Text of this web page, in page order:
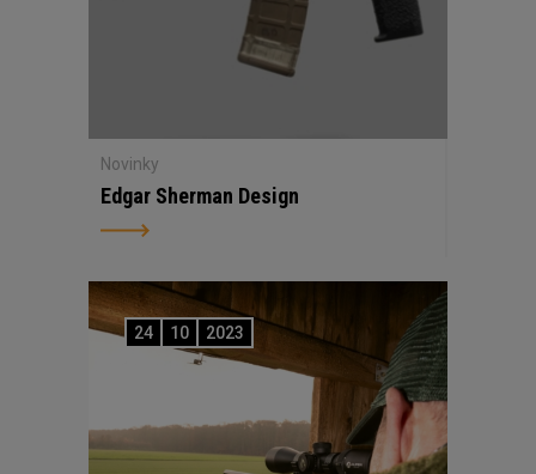
Novinky
Edgar Sherman Design
24 10 2023